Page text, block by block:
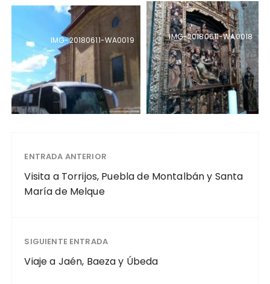
IMG-20180611-WA0018
IMG-20180611-WA0019
ENTRADA ANTERIOR
Visita a Torrijos, Puebla de Montalbán y Santa
María de Melque
SIGUIENTE ENTRADA
Viaje a Jaén, Baeza y Úbeda